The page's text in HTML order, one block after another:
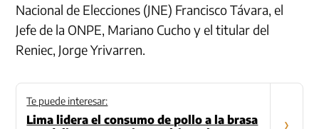
Nacional de Elecciones (JNE) Francisco Távara, el
Jefe de la ONPE, Mariano Cucho y el titular del
Reniec, Jorge Yrivarren.
Te puede interesar:
Lima lidera el consumo de pollo a la brasa
›